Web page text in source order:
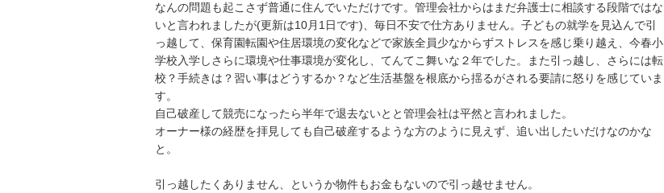
なんの問題も起こさず普通に住んでいただけです。管理会社からはまだ弁護士に相談する段階ではな
いと言われましたが(更新は10月1日です)、毎日不安で仕方ありません。子どもの就学を見込んで引
っ越して、保育園転園や住居環境の変化などで家族全員少なからずストレスを感じ乗り越え、今春小
学校入学しさらに環境や仕事環境が変化し、てんてこ舞いな２年でした。また引っ越し、さらには転
校？手続きは？習い事はどうするか？など生活基盤を根底から揺るがされる要請に怒りを感じていま
す。
自己破産して競売になったら半年で退去ないとと管理会社は平然と言われました。
オーナー様の経歴を拝見しても自己破産するような方のように見えず、追い出したいだけなのかな
と。
引っ越したくありません、というか物件もお金もないので引っ越せません。